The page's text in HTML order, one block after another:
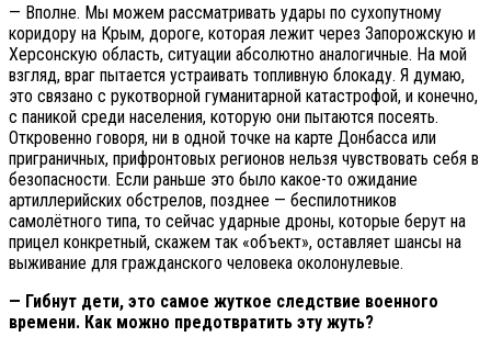
— Вполне. Мы можем рассматривать удары по сухопутному
коридору на Крым, дороге, которая лежит через Запорожскую и
Херсонскую область, ситуации абсолютно аналогичные. На мой
взгляд, враг пытается устраивать топливную блокаду. Я думаю,
это связано с рукотворной гуманитарной катастрофой, и конечно,
с паникой среди населения, которую они пытаются посеять.
Откровенно говоря, ни в одной точке на карте Донбасса или
приграничных, прифронтовых регионов нельзя чувствовать себя в
безопасности. Если раньше это было какое-то ожидание
артиллерийских обстрелов, позднее — беспилотников
самолётного типа, то сейчас ударные дроны, которые берут на
прицел конкретный, скажем так «объект», оставляет шансы на
выживание для гражданского человека околонулевые.
— Гибнут дети, это самое жуткое следствие военного
времени. Как можно предотвратить эту жуть?